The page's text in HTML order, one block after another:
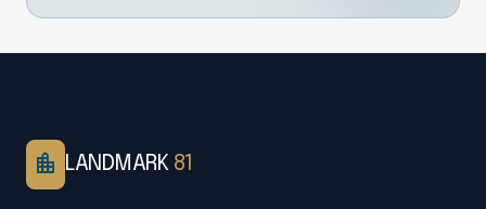
location_city LANDMARK 81